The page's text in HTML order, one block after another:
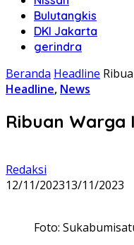
Bulutangkis
DKI Jakarta
gerindra
Beranda Headline
Headline, News
Ribuan Warga
Redaksi
12/11/202313/11/2023
Foto: